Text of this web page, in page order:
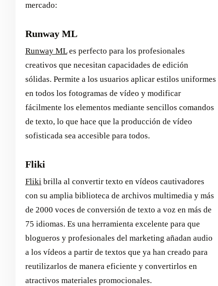
mercado:
Runway ML
Runway MLes perfecto para los profesionales
creativos que necesitan capacidades de edición
sólidas. Permite a los usuarios aplicar estilos uniformes
en todos los fotogramas de vídeo y modificar
fácilmente los elementos mediante sencillos comandos
de texto, lo que hace que la producción de vídeo
sofisticada sea accesible para todos.
Fliki
Fliki brilla al convertir texto en vídeos cautivadores
con su amplia biblioteca de archivos multimedia y más
de 2000 voces de conversión de texto a voz en más de
75 idiomas. Es una herramienta excelente para que
blogueros y profesionales del marketing añadan audio
a los vídeos a partir de textos que ya han creado para
reutilizarlos de manera eficiente y convertirlos en
atractivos materiales promocionales.